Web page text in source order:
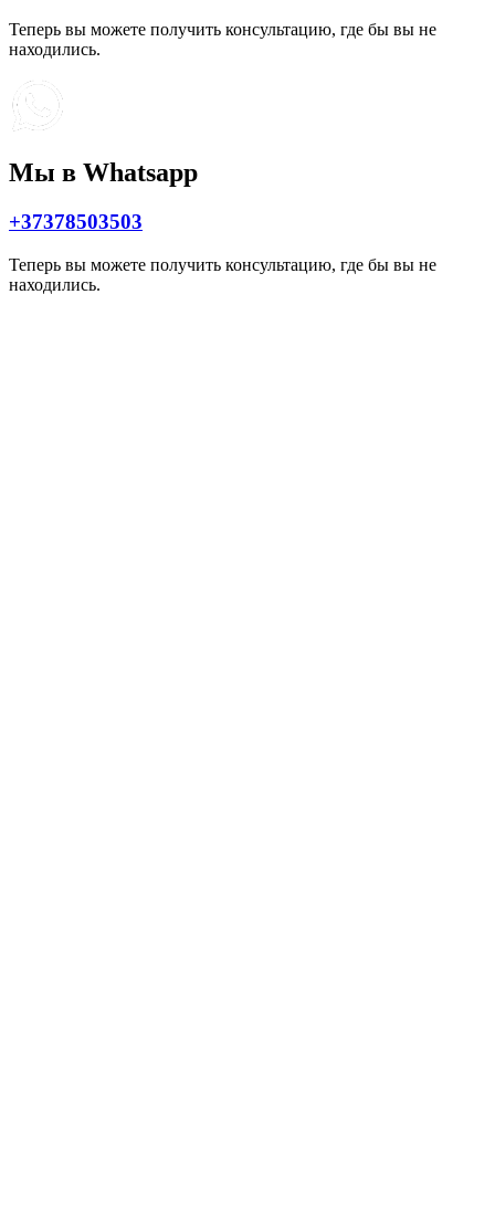
Теперь вы можете получить консультацию, где бы вы не
находились.
Мы в Whatsapp
+37378503503
Теперь вы можете получить консультацию, где бы вы не
находились.